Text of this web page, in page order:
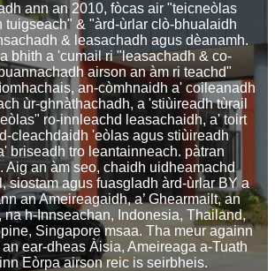
ann an 2010, fòcas air "teicneòlas
tuigseach" & "àrd-ùrlar clò-bhualaidh
& leasachadh agus dèanamh.
bhith a 'cumail ri "leasachadh & co-
airson an àm ri teachd"
an-còmhnaidh a' coileanadh
ùr-ghnàthachadh, a 'stiùireadh tùrail
ro-innleachd leasachaidh, a' toirt
cleachdaidh 'eòlas agus stiùireadh
briseadh tro leantainneach. pàtran
Aig an àm seo, chaidh uidheamachd
siostam agus fuasgladh àrd-ùrlar BY a
an Ameireagaidh, a’ Ghearmailt, an
na h-Innseachan, Indonesia, Thailand,
Singapore msaa. Tha meur againn
ear-dheas Àisia, Ameireaga a-Tuath
Eòrpa airson reic is seirbheis.